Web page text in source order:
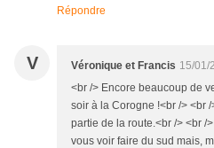
Répondre
V Véronique et Francis 15/01/
<br /> Encore beaucoup de
soir à la Corogne !<br /> <br
partie de la route.<br /> <br /
vous voir faire du sud mais,